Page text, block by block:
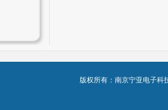
版权所有：南京宁亚电子